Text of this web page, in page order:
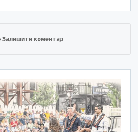
Залишити коментар